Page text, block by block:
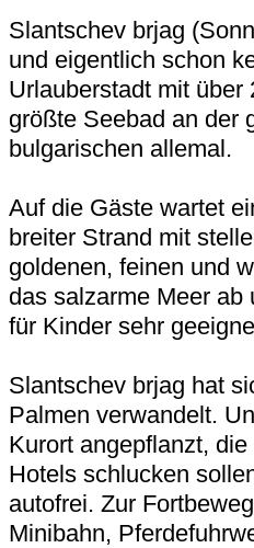
Slantschev brjag
und eigentlich schon
Urlauberstadt mit
größte Seebad an der
bulgarischen allemal.
Auf die Gäste wartet
breiter Strand mit
goldenen, feinen und
das salzarme Meer
für Kinder sehr
Slantschev brjag hat
Palmen verwandelt.
Kurort angepflanzt,
Hotels schlucken
autofrei. Zur
Minibahn,